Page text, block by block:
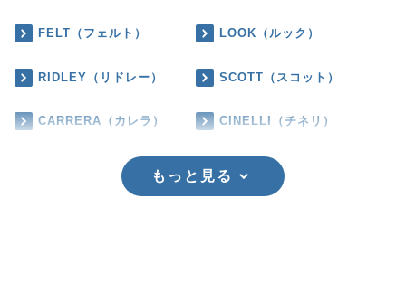
FELT（フェルト） LOOK（ルック）
RIDLEY（リドレー） SCOTT（スコット）
CARRERA（カレラ） CINELLI（チネリ）
もっと見る